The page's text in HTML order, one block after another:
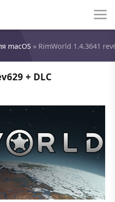
macOS » RimWorld 1.4.3641
+ DLC